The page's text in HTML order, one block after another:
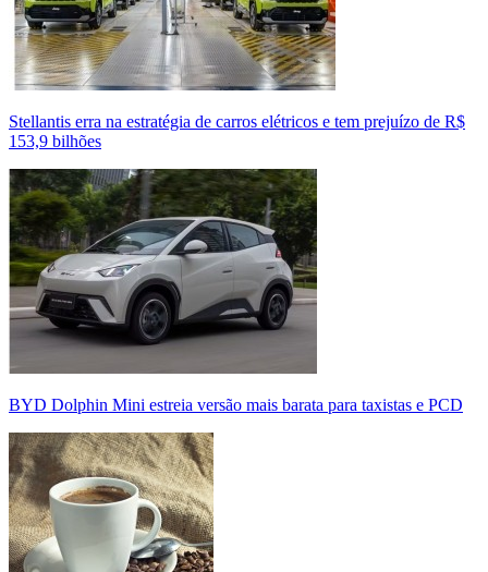
Stellantis erra na estratégia de carros elétricos e tem prejuízo de R$
153,9 bilhões
BYD Dolphin Mini estreia versão mais barata para taxistas e PCD